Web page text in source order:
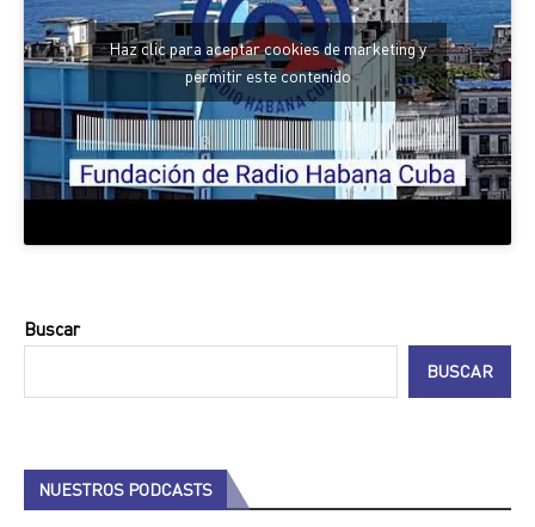
Buscar
BUSCAR
NUESTROS PODCASTS
Haz clic para aceptar cookies de marketing y
permitir este contenido